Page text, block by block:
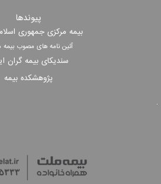
پیوندها
بیمه مرکزی جمهوری
آئین نامه های مصوب بیمه
سندیکای بیمه گران
پژوهشکده بیمه